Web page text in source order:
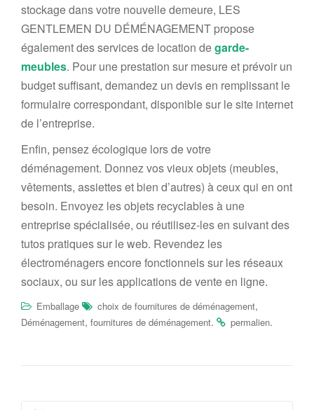
stockage dans votre nouvelle demeure, LES
GENTLEMEN DU DÉMÉNAGEMENT propose
également des services de location degarde-
meubles. Pour une prestation sur mesure et prévoir un
budget suffisant, demandez un devis en remplissant le
formulaire correspondant, disponible sur le site internet
de l’entreprise.
Enfin, pensez écologique lors de votre
déménagement. Donnezvos vieux objets (meubles,
vêtements, assiettes et bien d’autres) à ceux qui en ont
besoin. Envoyez les objets recyclables à une
entreprise spécialisée, ou réutilisez-lesen suivant des
tutos pratiques sur le web. Revendez les
électroménagers encore fonctionnels sur les réseaux
sociaux, ou sur les applications de vente en ligne.
Emballage choix de fournitures de déménagement,
Déménagement, fournitures de déménagement. permalien.